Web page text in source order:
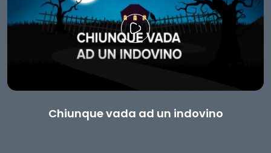
Chiunque vada ad un indovino